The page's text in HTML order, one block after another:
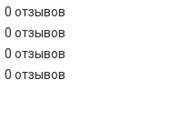
0 отзывов
0 отзывов
0 отзывов
0 отзывов